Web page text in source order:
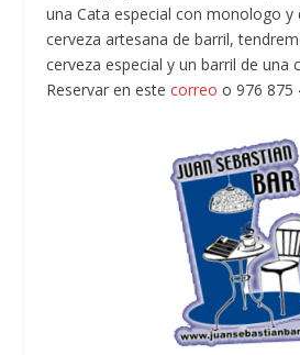
una Cata especial con monologo y
cerveza artesana de barril,
cerveza especial y un barril de una
Reservar en estecorreoo 976 875